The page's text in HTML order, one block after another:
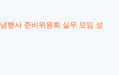
행사 준비위원회 실무 모임 성